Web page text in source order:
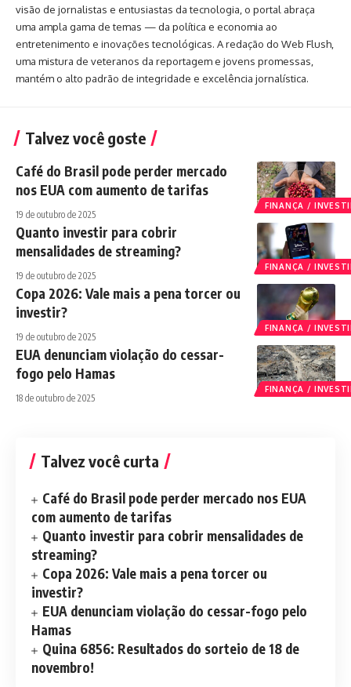
visão de jornalistas e entusiastas da tecnologia, o portal abraça
uma ampla gama de temas — da política e economia ao
entretenimento e inovações tecnológicas. A redação do Web Flush,
uma mistura de veteranos da reportagem e jovens promessas,
mantém o alto padrão de integridade e excelência jornalística.
Talvez você goste
FINANÇA /
Café do Brasil pode perder mercado
nos EUA com aumento de tarifas
19 de outubro de 2025
FINANÇA /
Quanto investir para cobrir
mensalidades de streaming?
19 de outubro de 2025
FINANÇA /
Copa 2026: Vale mais a pena torcer ou
investir?
19 de outubro de 2025
FINANÇA /
EUA denunciam violação do cessar-
fogo pelo Hamas
18 de outubro de 2025
Talvez você curta
Café do Brasil pode perder mercado nos EUA
com aumento de tarifas
Quanto investir para cobrir mensalidades de
streaming?
Copa 2026: Vale mais a pena torcer ou
investir?
EUA denunciam violação do cessar-fogo pelo
Hamas
Quina 6856: Resultados do sorteio de 18 de
novembro!